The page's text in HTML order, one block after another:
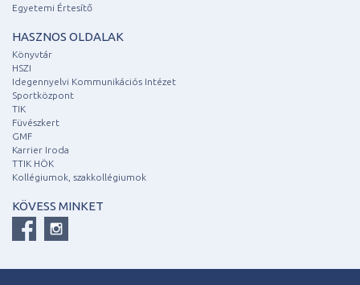
Egyetemi Értesítő
HASZNOS OLDALAK
Könyvtár
HSZI
Idegennyelvi Kommunikációs Intézet
Sportközpont
TIK
Füvészkert
GMF
Karrier Iroda
TTIK HÖK
Kollégiumok, szakkollégiumok
KÖVESS MINKET